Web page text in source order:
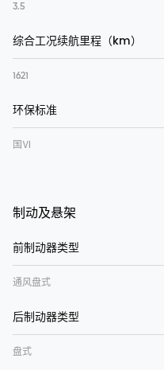
3.5
综合工况续航里程（km）
1621
环保标准
国Ⅵ
制动及悬架
前制动器类型
通风盘式
后制动器类型
盘式